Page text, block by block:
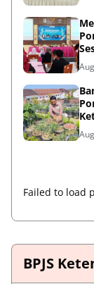
Failed to load
BPJS